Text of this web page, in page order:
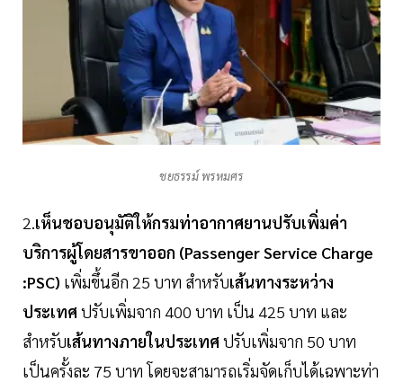
ชยธรรม์ พรหมศร
2.เห็นชอบอนุมัติให้กรมท่าอากาศยานปรับเพิ่มค่า
บริการผู้โดยสารขาออก (Passenger Service Charge
:PSC) เพิ่มขึ้นอีก 25 บาท สำหรับเส้นทางระหว่าง
ประเทศปรับเพิ่มจาก 400 บาท เป็น 425 บาท และ
สำหรับเส้นทางภายในประเทศปรับเพิ่มจาก 50 บาท
เป็นครั้งละ 75 บาท โดยจะสามารถเริ่มจัดเก็บได้เฉพาะท่า